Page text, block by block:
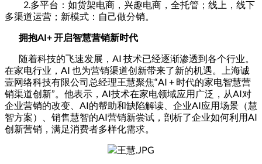
2.多平台：如货架电商，兴趣电商，全托管；线上，线下
多渠道运营；新模式：自己做分销。
拥抱AI+ 开启智慧营销新时代
随着科技的飞速发展，AI 技术已经逐渐渗透到各个行业。
在家电行业，AI 也为营销渠道创新带来了新的机遇。上海诚
壹网络科技有限公司总经理王慧聚焦“AI + 时代的家电智慧营
销渠道创新”。他表示，AI技术在家电领域应用广泛，从AI对
企业营销的改变、AI的帮助和缺陷解读、企业AI应用场景（慧
智方案）、销售慧智的AI营销新尝试，剖析了企业如何利用AI
创新营销，满足消费者多样化需求。